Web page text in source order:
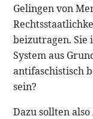
Gelingen von
beizutragen. Sie
System aus
antifaschistisch
sein?
Dazu sollten